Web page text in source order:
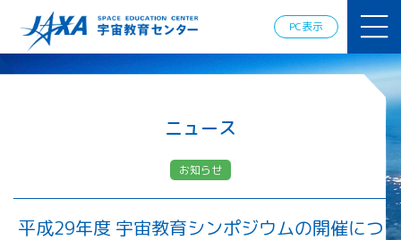
PC表示
ミー
ロスペース
情報の発
宇宙を活用
した教育実
践例
体験的学
ニュース
お知らせ
平成29年度 宇宙教育シンポジウムの開催につ